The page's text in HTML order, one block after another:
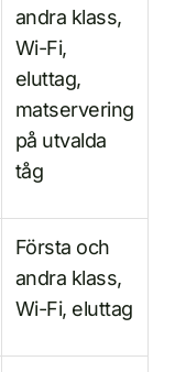
andra klass,
Wi-Fi,
eluttag,
matservering
på utvalda
tåg
Första och
andra klass,
Wi-Fi, eluttag